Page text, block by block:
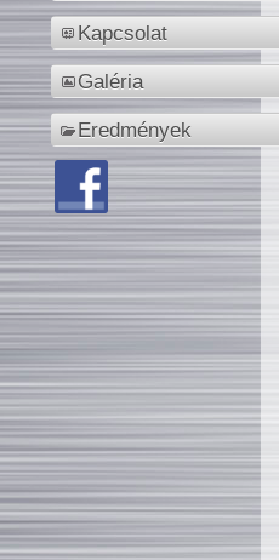
Kapcsolat
Galéria
Eredmények